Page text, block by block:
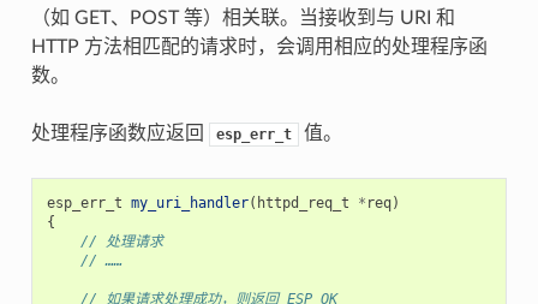
（如 GET、POST 等）相关联。当接收到与 URI 和
HTTP 方法相匹配的请求时，会调用相应的处理程序函
数。
处理程序函数应返回 esp_err_t 值。
esp_err_t my_uri_handler( httpd_req_t * req)
{
// 处理请求
// ……
// 如果请求处理成功，则返回 ESP_OK